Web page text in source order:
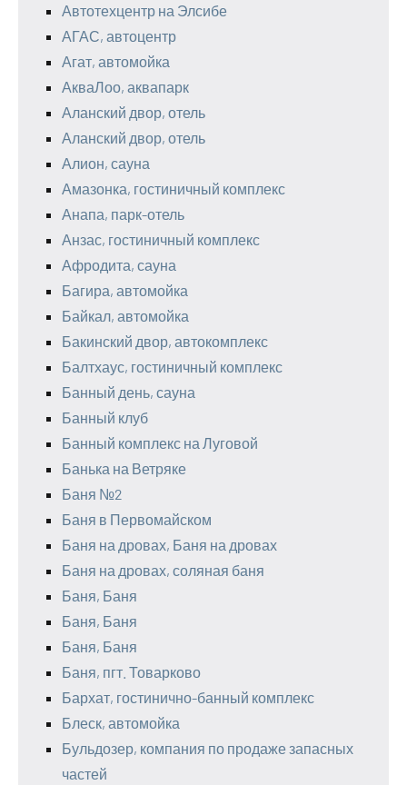
Автотехцентр на Элсибе
АГАС, автоцентр
Агат, автомойка
АкваЛоо, аквапарк
Аланский двор, отель
Аланский двор, отель
Алион, сауна
Амазонка, гостиничный комплекс
Анапа, парк-отель
Анзас, гостиничный комплекс
Афродита, сауна
Багира, автомойка
Байкал, автомойка
Бакинский двор, автокомплекс
Балтхаус, гостиничный комплекс
Банный день, сауна
Банный клуб
Банный комплекс на Луговой
Банька на Ветряке
Баня №2
Баня в Первомайском
Баня на дровах, Баня на дровах
Баня на дровах, соляная баня
Баня, Баня
Баня, Баня
Баня, Баня
Баня, пгт. Товарково
Бархат, гостинично-банный комплекс
Блеск, автомойка
Бульдозер, компания по продаже запасных
частей